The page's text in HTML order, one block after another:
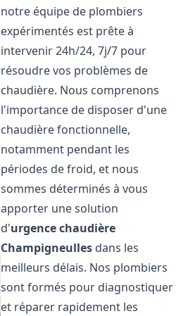
notre équipe de plombiers
expérimentés est prête à
intervenir 24h/24, 7j/7 pour
résoudre vos problèmes de
chaudière. Nous comprenons
l'importance de disposer d'une
chaudière fonctionnelle,
notamment pendant les
périodes de froid, et nous
sommes déterminés à vous
apporter une solution
d'urgence chaudière
Champigneulles dans les
meilleurs délais. Nos plombiers
sont formés pour diagnostiquer
et réparer rapidement les